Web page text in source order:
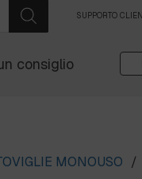
SUPPORTO
consiglio
MONOUSO /